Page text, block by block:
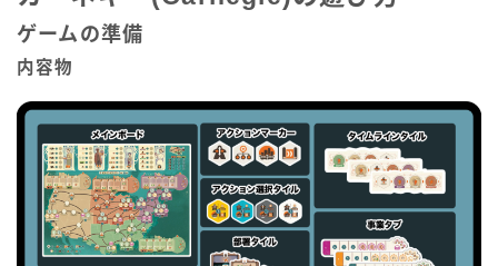
ゲームの準備
内容物